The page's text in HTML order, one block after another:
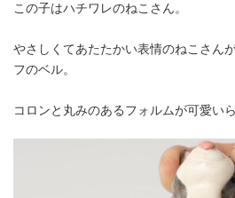
この子はハチワレのねこさん。
やさしくてあたたかい表情のねこさん
フのベル。
コロンと丸みのあるフォルムが可愛い